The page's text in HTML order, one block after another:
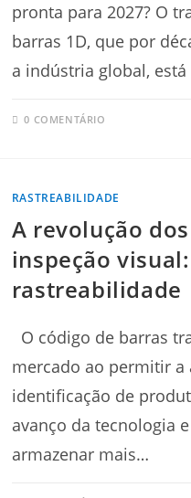
pronta para 2027? O
barras 1D, que por
a indústria global,
0 COMENTÁRIO
RASTREABILIDADE
A revolução
inspeção
rastreabilidade
O código de barras
mercado ao permitir a
identificação de
avanço da tecnologia
armazenar mais…